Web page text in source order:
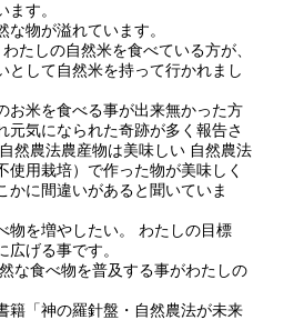
ます。
な物が溢れています。
たしの自然米を食べている方が、
として自然米を持って行かれまし
お米を食べる事が出来無かった方
元気になられた奇跡が多く報告さ
然農法農産物は美味しい 自然農法
使用栽培）で作った物が美味しく
かに間違いがあると聞いていま
物を増やしたい。 わたしの目標
広げる事です。
な食べ物を普及する事がわたしの
籍「神の羅針盤・自然農法が未来